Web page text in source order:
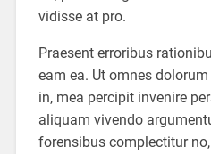
vidisse at pro.
Praesent erroribus
eam ea. Ut omnes
in, mea percipit invenire
aliquam vivendo
forensibus complectitur